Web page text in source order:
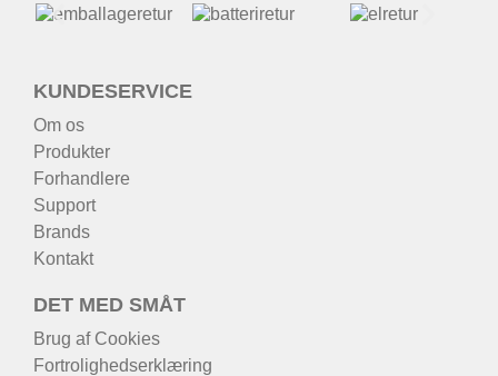
KUNDESERVICE
Om os
Produkter
Forhandlere
Support
Brands
Kontakt
DET MED SMÅT
Brug af Cookies
Fortrolighedserklæring